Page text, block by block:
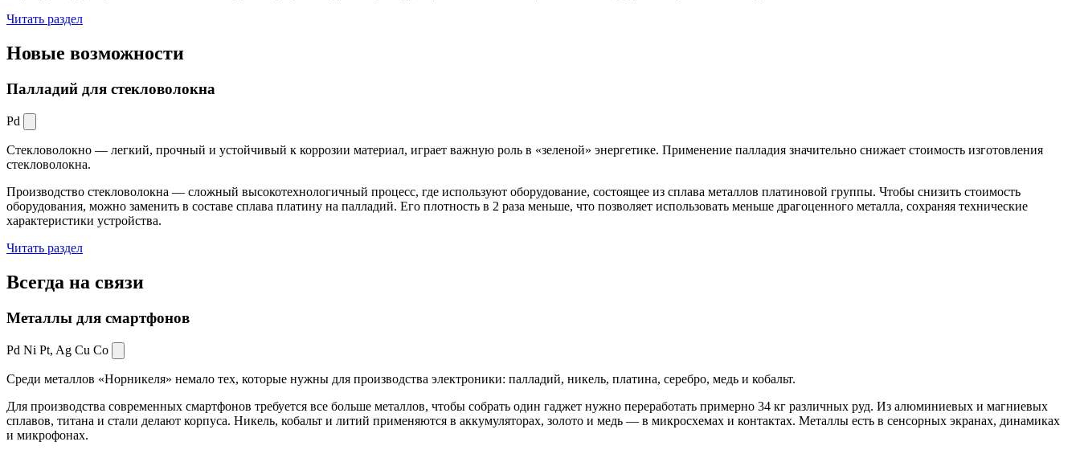
Читать раздел
Новые возможности
Палладий для стекловолокна
Pd
Стекловолокно — легкий, прочный и устойчивый к коррозии материал, играет важную роль в «зеленой» энергетике. Применение палладия значительно снижает стоимость изготовления
стекловолокна.
Производство стекловолокна — сложный высокотехнологичный процесс, где используют оборудование, состоящее из сплава металлов платиновой группы. Чтобы снизить стоимость
оборудования, можно заменить в составе сплава платину на палладий. Его плотность в 2 раза меньше, что позволяет использовать меньше драгоценного металла, сохраняя технические
характеристики устройства.
Читать раздел
Всегда на связи
Металлы для смартфонов
Pd Ni Pt, Ag Cu Co
Среди металлов «Норникеля» немало тех, которые нужны для производства электроники: палладий, никель, платина, серебро, медь и кобальт.
Для производства современных смартфонов требуется все больше металлов, чтобы собрать один гаджет нужно переработать примерно 34 кг различных руд. Из алюминиевых и магниевых
сплавов, титана и стали делают корпуса. Никель, кобальт и литий применяются в аккумуляторах, золото и медь — в микросхемах и контактах. Металлы есть в сенсорных экранах, динамиках
и микрофонах.